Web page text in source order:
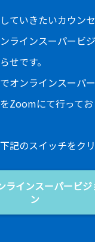
ていきたいカウン
ラインスーパービ
せです。
オンラインスーパ
Zoomにて行ってお
記のスイッチをク
ラインスーパービジ
ン